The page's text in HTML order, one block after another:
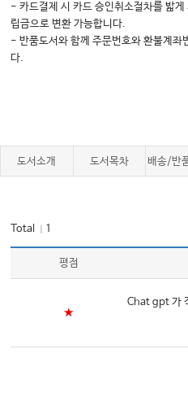
Chapter 7. 재정 및 업무상과실
1 비지니스 계획 개발하기
2 재정적으로 성공적인 응급실
6 실전에서의 업무상 과실 리스크 관리
템 토의
Chapter 7 대화록
1 인적 자원 관리: 기본원칙
- 카드결제 시 카드 승인취소절차를 밟
립금으로 변환 가능합니다.
- 반품도서와 함께 주문번호와 환불계좌
다.
도서소개 도서목차 배송/반
Total 1
평점
★
Chat gpt 가